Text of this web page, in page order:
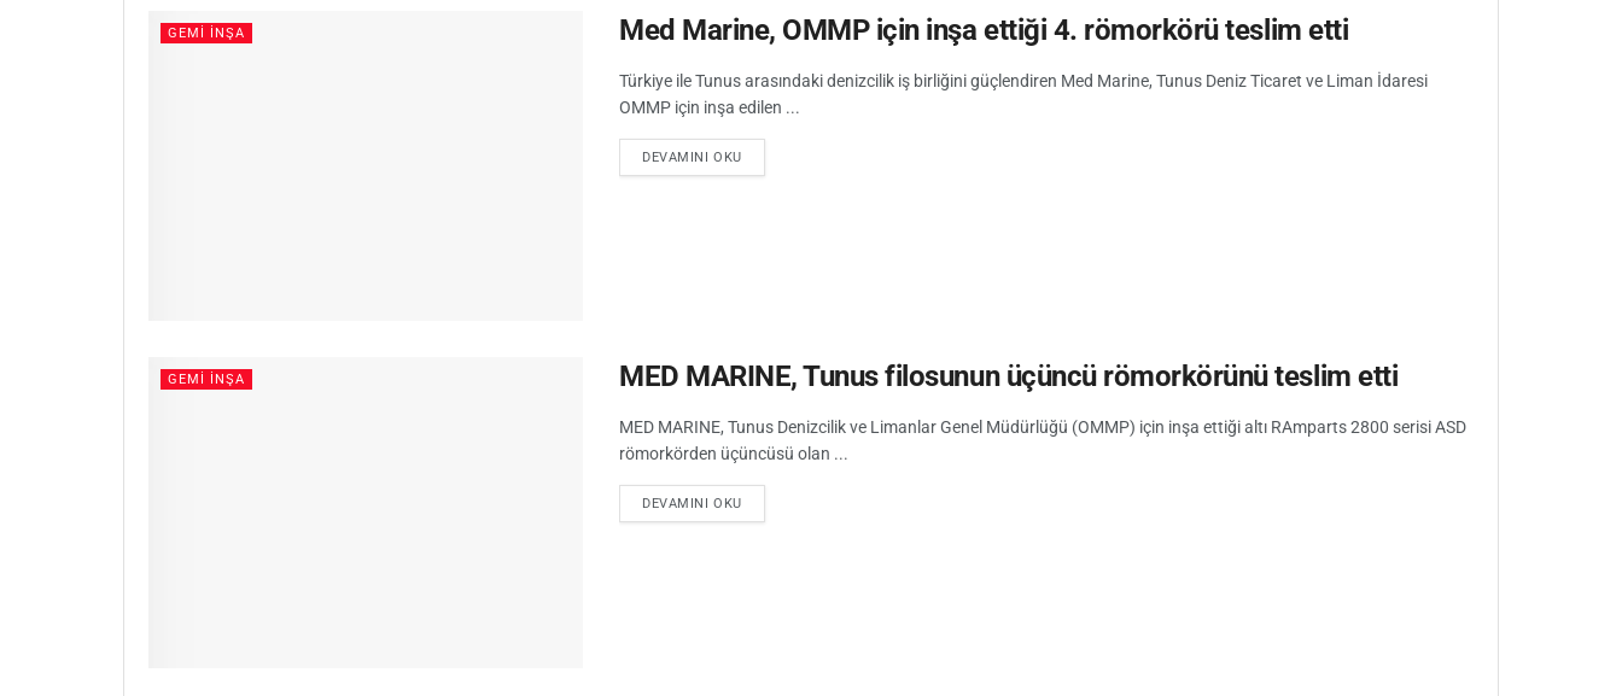
GEMI İNŞA Med Marine, OMMP için inşa ettiği 4. römorkörü teslim etti
Türkiye ile Tunus arasındaki denizcilik iş birliğini güçlendiren Med Marine, Tunus Deniz Ticaret ve Liman İdaresi
OMMP için inşa edilen ...
DEVAMINI OKU
GEMI İNŞA MED MARINE, Tunus filosunun üçüncü römorkörünü teslim etti
MED MARINE, Tunus Denizcilik ve Limanlar Genel Müdürlüğü (OMMP) için inşa ettiği altı RAmparts 2800 serisi ASD
römorkörden üçüncüsü olan ...
DEVAMINI OKU